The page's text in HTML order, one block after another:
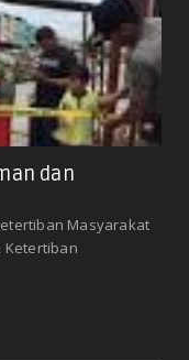
dan
Masyarakat
Ketertiban